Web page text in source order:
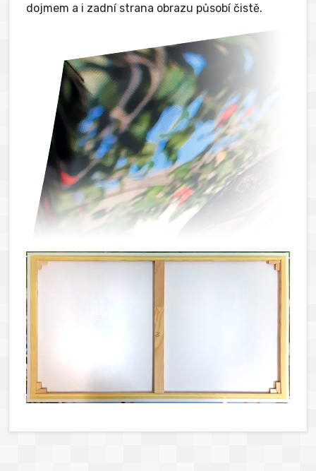
dojmem a i zadní strana obrazu působí čistě.